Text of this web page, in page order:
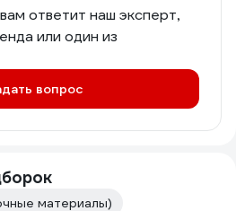
ответит наш эксперт,
или один из
вопрос
материалы)